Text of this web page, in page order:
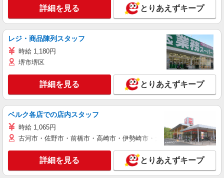
詳細を見る とりあえずキープ
レジ・商品陳列スタッフ
時給 1,180円
堺市堺区
詳細を見る とりあえずキープ
ベルク各店での店内スタッフ
時給 1,065円
古河市・佐野市・前橋市・高崎市・伊勢崎市・太田市・館林市・藤
詳細を見る とりあえずキープ